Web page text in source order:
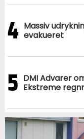
4 Massiv
evakueret
5 DMI Advarer
Ekstreme